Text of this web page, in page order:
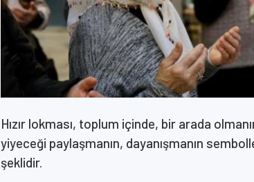
Hızır lokması, toplum içinde, bir arada
yiyeceği paylaşmanın, dayanışmanın
şeklidir.